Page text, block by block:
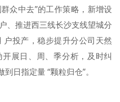
众中去”的工作策略，新增设
、推进西三线长沙支线望城分
投产，稳步提升分公司天然
展日、周、季分析，及时纠
日指定量 “颗粒归仓”。